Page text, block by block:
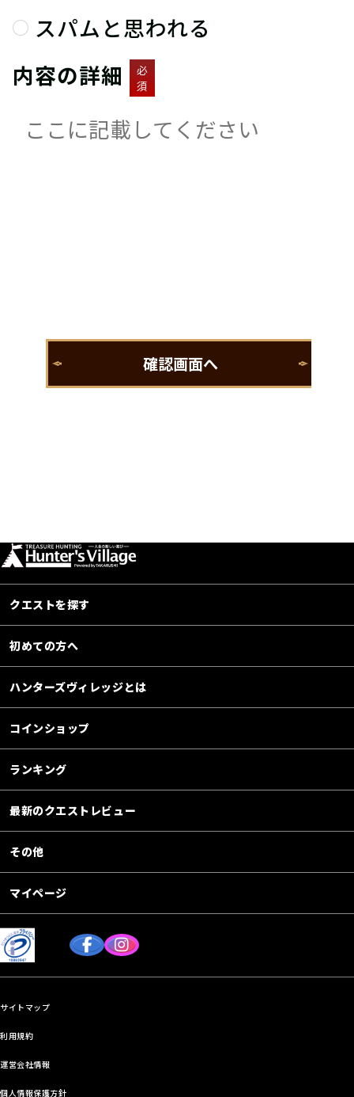
スパムと思われる
内容の詳細
必
須
クエストを探す
初めての方へ
ハンターズヴィレッジとは
コインショップ
ランキング
最新のクエストレビュー
その他
マイページ
サイトマップ
利用規約
運営会社情報
個人情報保護方針